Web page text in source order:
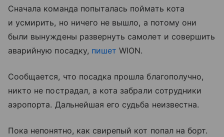
Сначала команда попыталась поймать кота
и усмирить, но ничего не вышло, а потому они
были вынуждены развернуть самолет и совершить
аварийную посадку, пишет WION.
Сообщается, что посадка прошла благополучно,
никто не пострадал, а кота забрали сотрудники
аэропорта. Дальнейшая его судьба неизвестна.
Пока непонятно, как свирепый кот попал на борт.